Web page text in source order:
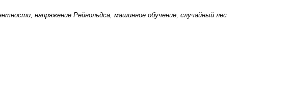
напряжение Рейнольдса, машинное обучение, случайный лес